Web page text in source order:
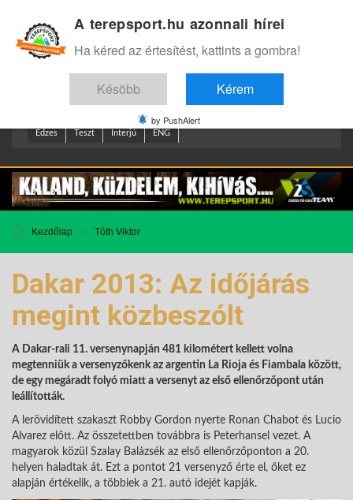
Edzes Teszt Interjú ENG
Kezdőlap Tóth Viktor
Dakar 2013: Az időjárás
megint közbeszólt
A Dakar-rali 11. versenynapján 481 kilométert kellett volna
megtenniük a versenyzőkenk az argentin La Rioja és Fiambala között,
de egy megáradt folyó miatt a versenyt az első ellenőrzőpont után
leállították.
A lerövidített szakaszt Robby Gordon nyerte Ronan Chabot és Lucio
Alvarez előtt. Az összetettben továbbra is Peterhansel vezet. A
magyarok közül Szalay Balázsék az első ellenőrzőponton a 20.
helyen haladtak át. Ezt a pontot 21 versenyző érte el, őket ez
alapján értékelik, a többiek a 21. autó idejét kapják.
A terepsport.hu azonnali hírei
Ha kéred az értesítést, kattints a gombra!
Késöbb Kérem
by PushAlert